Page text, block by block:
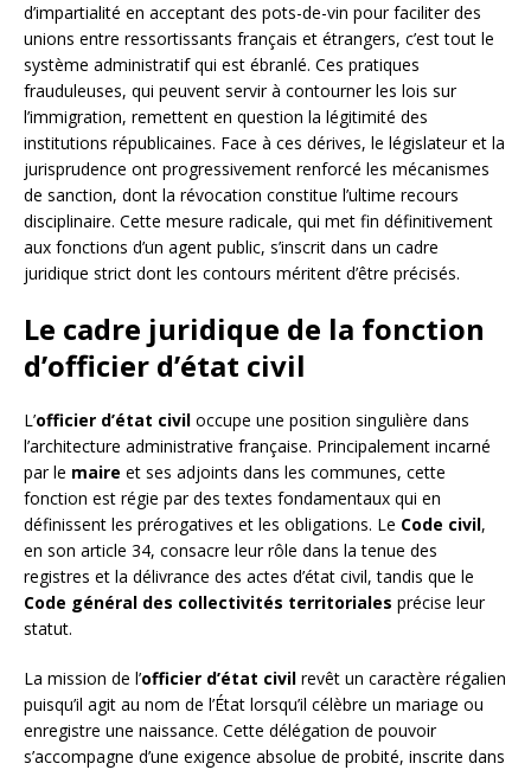
d’impartialité en acceptant des pots-de-vin pour faciliter des
unions entre ressortissants français et étrangers, c’est tout le
système administratif qui est ébranlé. Ces pratiques
frauduleuses, qui peuvent servir à contourner les lois sur
l’immigration, remettent en question la légitimité des
institutions républicaines. Face à ces dérives, le législateur et la
jurisprudence ont progressivement renforcé les mécanismes
de sanction, dont la révocation constitue l’ultime recours
disciplinaire. Cette mesure radicale, qui met fin définitivement
aux fonctions d’un agent public, s’inscrit dans un cadre
juridique strict dont les contours méritent d’être précisés.
Le cadre juridique de la fonction
d’officier d’état civil
L’officier d’état civil occupe une position singulière dans
l’architecture administrative française. Principalement incarné
par le maire et ses adjoints dans les communes, cette
fonction est régie par des textes fondamentaux qui en
définissent les prérogatives et les obligations. Le Code civil,
en son article 34, consacre leur rôle dans la tenue des
registres et la délivrance des actes d’état civil, tandis que le
Code général des collectivités territoriales précise leur
statut.
La mission de l’officier d’état civil revêt un caractère régalien
puisqu’il agit au nom de l’État lorsqu’il célèbre un mariage ou
enregistre une naissance. Cette délégation de pouvoir
s’accompagne d’une exigence absolue de probité, inscrite dans